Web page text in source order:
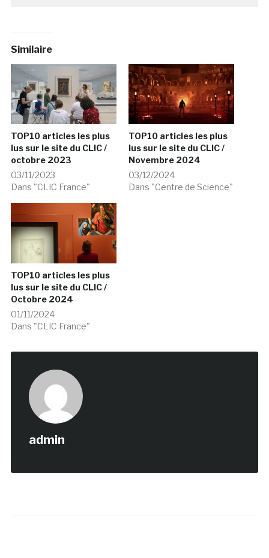
Similaire
TOP10 articles les plus
lus sur le site du CLIC /
octobre 2023
03/11/2023
Dans "CLIC France"
TOP10 articles les plus
lus sur le site du CLIC /
Novembre 2024
03/12/2024
Dans "Centre de Science"
TOP10 articles les plus
lus sur le site du CLIC /
Octobre 2024
01/11/2024
Dans "CLIC France"
admin